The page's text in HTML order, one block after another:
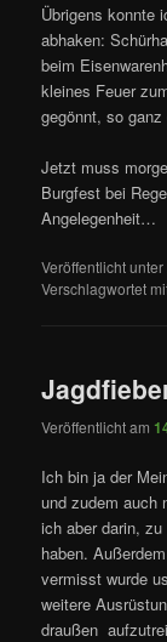
Übrigens konnte
abhaken:
beim
kleines Feuer
gegönnt, so
Jetzt muss
Burgfest bei
Angelegenheit…
Veröffentlicht unter
Verschlagwortet
Veröffentlicht am
Ich bin ja der
und zudem auch
ich aber darin,
haben.
vermisst wurde
weitere
draußen